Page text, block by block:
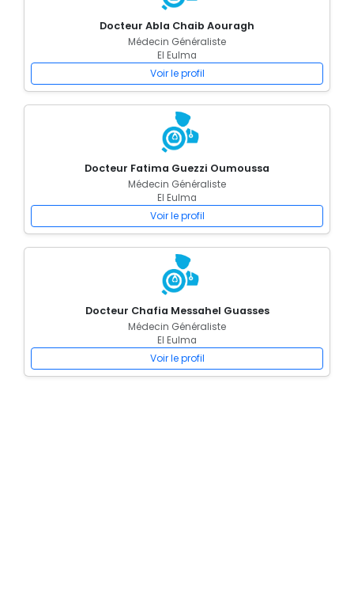
Docteur Abla Chaib Aouragh
Médecin Généraliste
El Eulma
Voir le profil
Docteur Fatima Guezzi Oumoussa
Médecin Généraliste
El Eulma
Voir le profil
Docteur Chafia Messahel Guasses
Médecin Généraliste
El Eulma
Voir le profil